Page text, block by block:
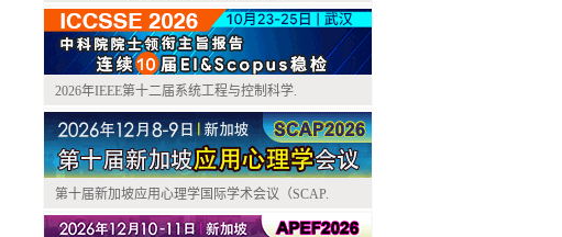
2026年IEEE第十二届系统工程与控制科学.
第十届新加坡应用心理学国际学术会议（SCAP.